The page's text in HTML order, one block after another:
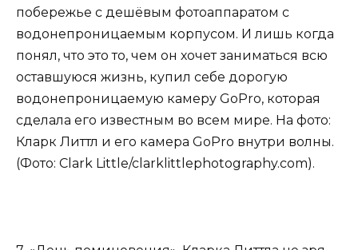
побережье с дешёвым фотоаппаратом с
водонепроницаемым корпусом. И лишь когда
понял, что это то, чем он хочет заниматься всю
оставшуюся жизнь, купил себе дорогую
водонепроницаемую камеру GoPro, которая
сделала его известным во всем мире. На фото:
Кларк Литтл и его камера GoPro внутри волны.
(Фото: Clark Little/clarklittlephotography.com).